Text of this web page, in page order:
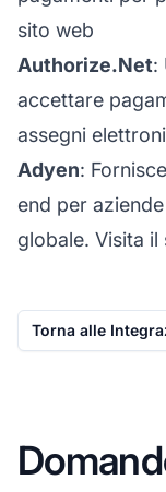
sito web
Authorize.Net:
accettare
assegni
Adyen:
end per
globale. Visita il
Torna alle